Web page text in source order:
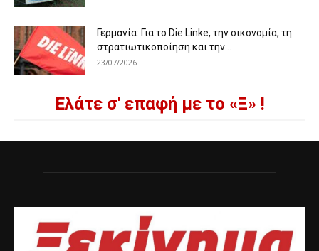
Γερμανία: Για το Die Linke, την οικονομία, τη
στρατιωτικοποίηση και την...
23/07/2026
Ελάτε σ' επαφή με το «Ξ» !